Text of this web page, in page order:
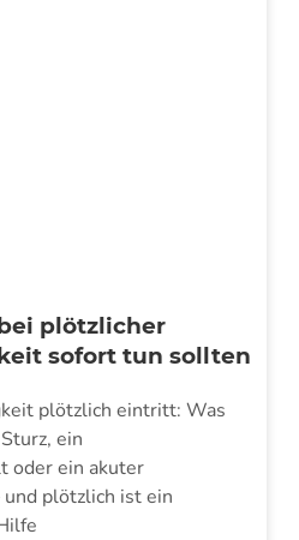
plötzlicher
sofort tun sollten
plötzlich eintritt: Was
ein
oder ein akuter
plötzlich ist ein